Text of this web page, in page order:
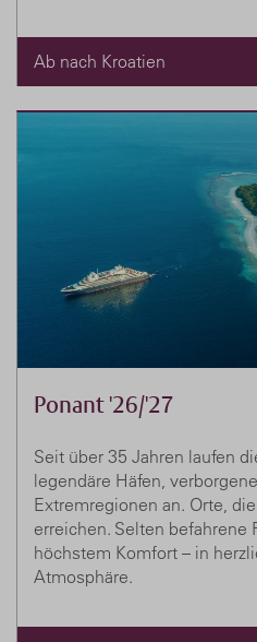
Ab nach Kroatien
Ponant '26/'27
Seit über 35 Jahren laufen
legendäre Häfen,
Extremregionen an. Orte,
erreichen. Selten
höchstem Komfort – in
Atmosphäre.